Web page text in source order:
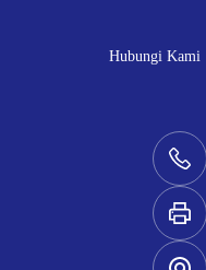
Hubungi Kami